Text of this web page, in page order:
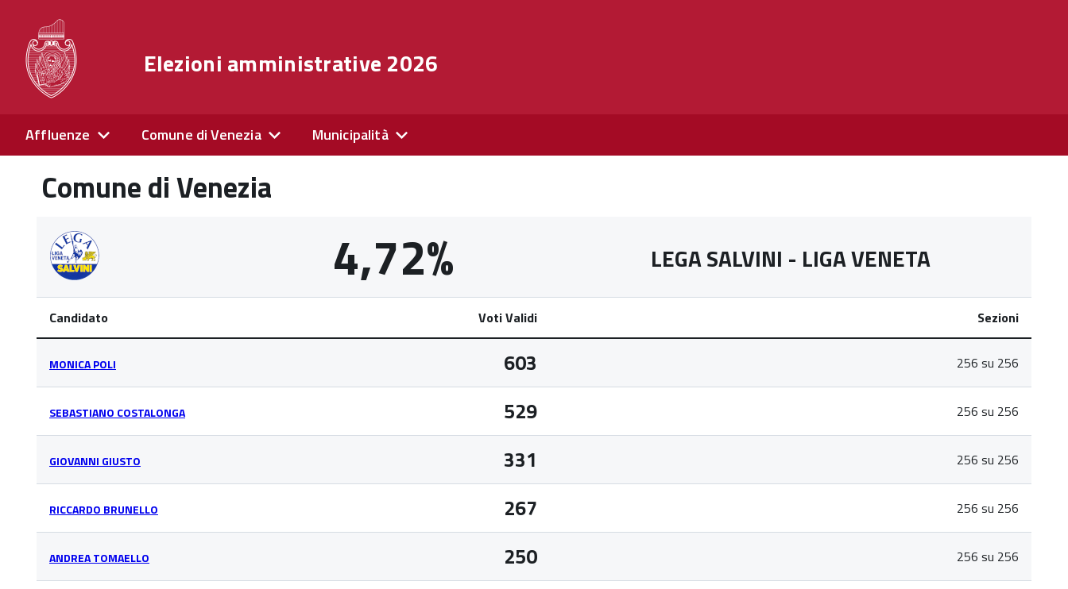
Elezioni amministrative 2026
Affluenze Comune di Venezia Municipalità
Comune di Venezia
4,72% LEGA SALVINI - LIGA VENETA
Candidato Voti Validi Sezioni
MONICA POLI 603 256 su 256
SEBASTIANO COSTALONGA 529 256 su 256
GIOVANNI GIUSTO 331 256 su 256
RICCARDO BRUNELLO 267 256 su 256
ANDREA TOMAELLO 250 256 su 256